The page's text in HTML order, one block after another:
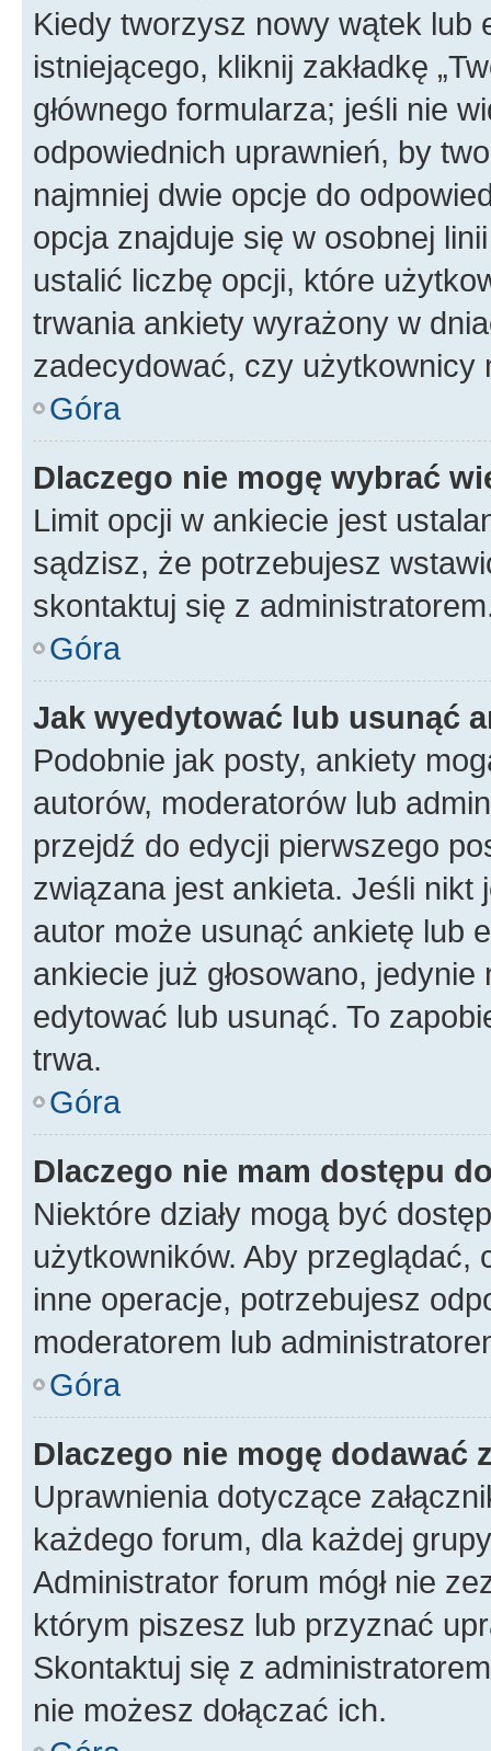
Kiedy tworzysz nowy wątek lub
istniejącego, kliknij zakładkę
głównego formularza; jeśli nie
odpowiednich uprawnień, by
najmniej dwie opcje do
opcja znajduje się w osobnej
ustalić liczbę opcji, które
trwania ankiety wyrażony w
zadecydować, czy użytkownicy
Góra
Dlaczego nie mogę wybrać
Limit opcji w ankiecie jest
sądzisz, że potrzebujesz
skontaktuj się z
Góra
Jak wyedytować lub usunąć
Podobnie jak posty, ankiety
autorów, moderatorów lub
przejdź do edycji pierwszego
związana jest ankieta. Jeśli nikt
autor może usunąć ankietę lub
ankiecie już głosowano,
edytować lub usunąć. To
trwa.
Góra
Dlaczego nie mam dostępu
Niektóre działy mogą być
użytkowników. Aby
inne operacje, potrzebujesz
moderatorem lub
Góra
Dlaczego nie mogę dodawać
Uprawnienia dotyczące
każdego forum, dla każdej
Administrator forum mógł nie
którym piszesz lub przyznać
Skontaktuj się z
nie możesz dołączać ich.